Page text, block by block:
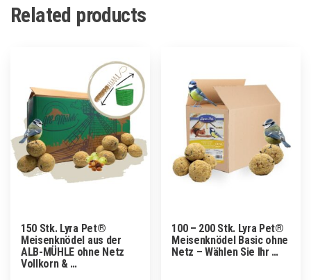
Related products
150 Stk. Lyra Pet®
Meisenknödel aus der
ALB-MÜHLE ohne Netz
Vollkorn & …
100 – 200 Stk. Lyra Pet®
Meisenknödel Basic ohne
Netz – Wählen Sie Ihr …